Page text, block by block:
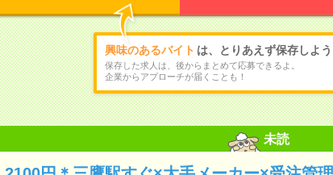
興味のあるバイト は、とりあえず保存しよう
保存した求人は、後からまとめて応募できるよ。
企業からアプローチが届くことも！
未読